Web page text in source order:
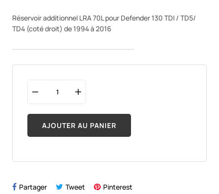
Réservoir additionnel LRA 70L pour Defender 130 TDI / TD5/
TD4 (coté droit) de 1994 à 2016
AJOUTER AU PANIER
Partager Tweet Pinterest